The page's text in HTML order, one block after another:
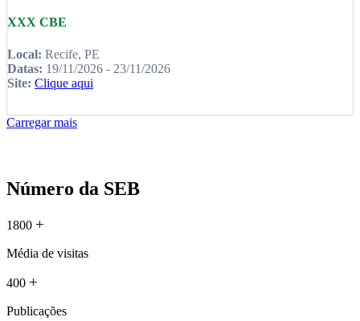
XXX CBE
Local: Recife, PE
Datas: 19/11/2026 - 23/11/2026
Site: Clique aqui
Carregar mais
Número da SEB
1800 +
Média de visitas
400 +
Publicações